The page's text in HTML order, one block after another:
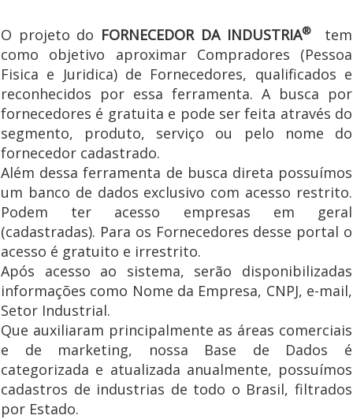
O projeto do FORNECEDOR DA INDUSTRIA®tem
como objetivo aproximar Compradores (Pessoa
Fisica e Juridica) de Fornecedores, qualificados e
reconhecidos por essa ferramenta. A busca por
fornecedores é gratuita e pode ser feita através do
segmento, produto, serviço ou pelo nome do
fornecedor cadastrado.
Além dessa ferramenta de busca direta possuímos
um banco de dados exclusivo com acesso restrito.
Podem ter acesso empresas em geral
(cadastradas). Para os Fornecedores desse portal o
acesso é gratuito e irrestrito.
Após acesso ao sistema, serão disponibilizadas
informações como Nome da Empresa, CNPJ, e-mail,
Setor Industrial.
Que auxiliaram principalmente as áreas comerciais
e de marketing, nossa Base de Dados é
categorizada e atualizada anualmente, possuímos
cadastros de industrias de todo o Brasil, filtrados
por Estado.